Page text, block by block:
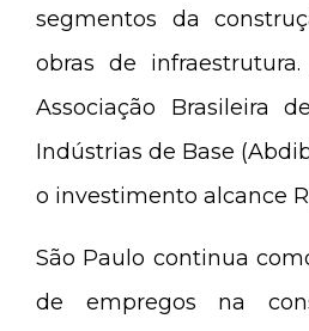
segmentos da
obras de
Associação Brasileira
Indústrias de Base
o investimento alcance
São Paulo continua
de empregos na